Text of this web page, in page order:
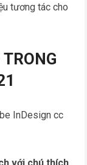
tương tác cho
InDesign cc
với chú thích